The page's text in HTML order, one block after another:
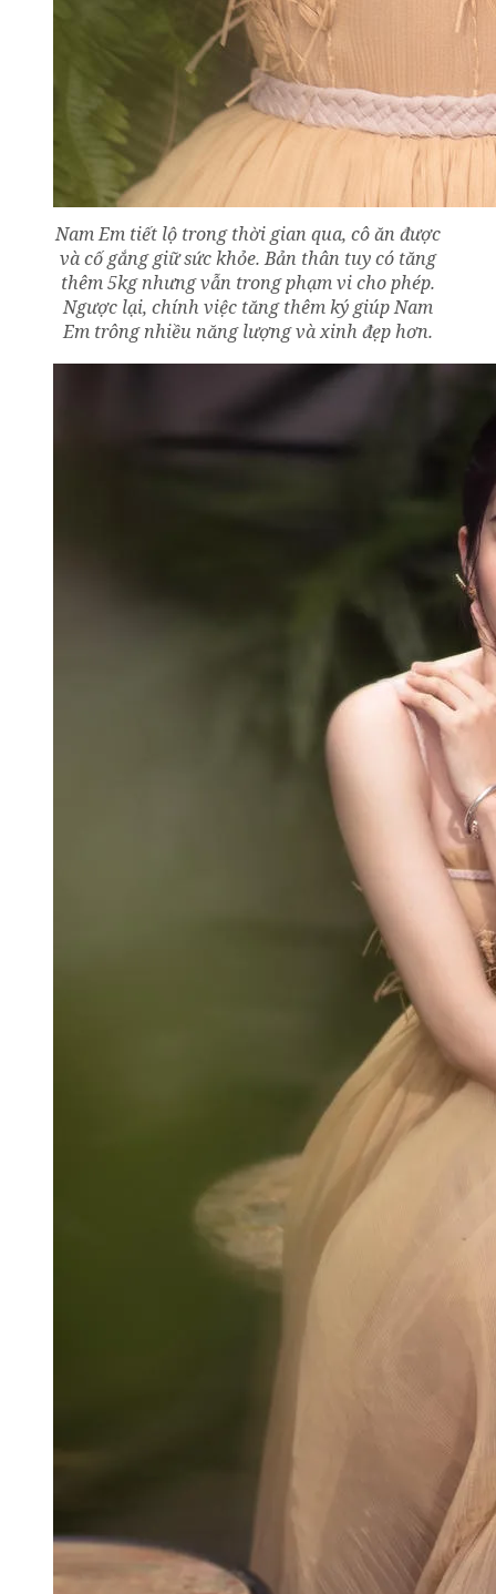
Nam Em tiết lộ trong thời gian qua, cô ăn được
và cố gắng giữ sức khỏe. Bản thân tuy có tăng
thêm 5kg nhưng vẫn trong phạm vi cho phép.
Ngược lại, chính việc tăng thêm ký giúp Nam
Em trông nhiều năng lượng và xinh đẹp hơn.